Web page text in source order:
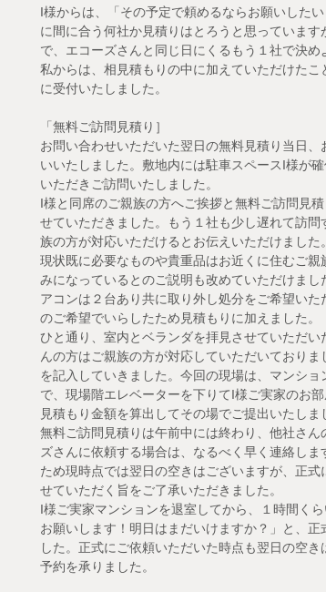
I様からは、「その予定で頼めるならお願いした
に間に合う何社か見積りはとろうと思っていま
で、エコーズさんと同じ日にくるもう１社で決
私からは、相見積もりの中に加えていただけた
に受付いたしました。
「無料ご訪問見積り］
お問い合わせいただいた翌日の無料見積り当日
いいたしました。敷地内には駐車スペースI様が
いただきご訪問いたしました。
I様と同席のご親族の方へご挨拶と無料ご訪問見
せていただきました。もう１社も少し遅れて訪
族の方が対応いただけるとお伝えいただけました
現状既に必要なものや貴重品はお近くに住むご
みになっているとのご説明も改めていただけま
アコンは２台あり共に取り外し処分をご希望い
のご希望でいらしたため見積もりに加えました。
ひと通り、室内とベランダを拝見させていただ
んの方はご親族の方が対応していただいており
を記入していきました。今回の現場は、マンシ
で、現場階エレベーターを下りてI様ご実家のお
見積もり金額を算出してその場でご提出いたしま
無料ご訪問見積りは午前中には終わり、他社さ
ズさんに依頼する場合は、なるべく早く連絡し
ため現時点では翌日の空きはございますが、正
せていただく旨をご了承いただきました。
I様ご実家マンションを退室してから、１時間く
お願いします！明日はまだいけますか？」と、
した。正式にご依頼いただいた時点も翌日の空
予約を承りました。